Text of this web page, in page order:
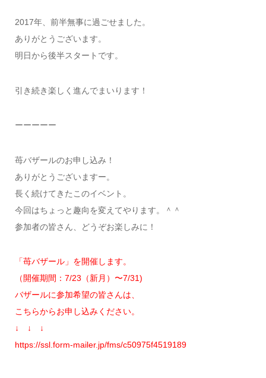
2017年、前半無事に過ごせました。
ありがとうございます。
明日から後半スタートです。
引き続き楽しく進んでまいります！
ーーーーー
苺バザールのお申し込み！
ありがとうございますー。
長く続けてきたこのイベント。
今回はちょっと趣向を変えてやります。＾＾
参加者の皆さん、どうぞお楽しみに！
「苺バザール」を開催します。
（開催期間：7/23（新月）〜7/31)
バザールに参加希望の皆さんは、
こちらからお申し込みください。
↓ ↓ ↓
https://ssl.form-mailer.jp/fms/c50975f4519189